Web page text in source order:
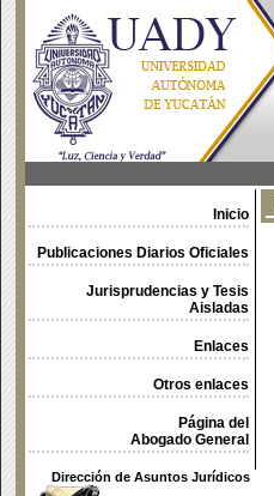
Inicio
Publicaciones Diarios Oficiales
Jurisprudencias y Tesis
Aisladas
Enlaces
Otros enlaces
Página del
Abogado General
Dirección de Asuntos Jurídicos